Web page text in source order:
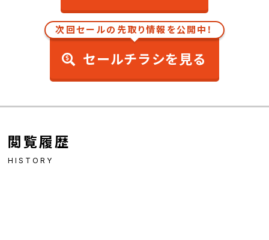
次回セールの先取り情報を公開中！
セールチラシを見る
閲覧履歴
HISTORY